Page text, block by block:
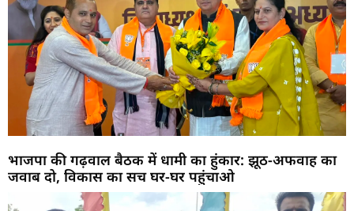
भाजपा की गढ़वाल बैठक में धामी का हुंकार: झूठ-अफवाह का
जवाब दो, विकास का सच घर-घर पहुंचाओ